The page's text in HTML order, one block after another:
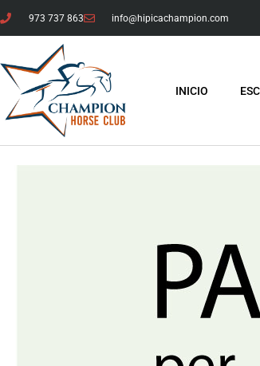
973 737 863 info@hipicachampion.com
INICIO